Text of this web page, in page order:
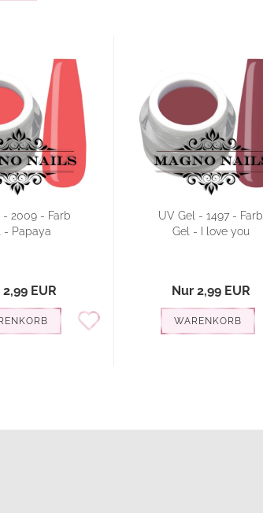
- 2009 - Farb
- Papaya
EUR
UV Gel - 1497 - Farb
Gel - I love you
Nur 2,99 EUR
WARENKORB